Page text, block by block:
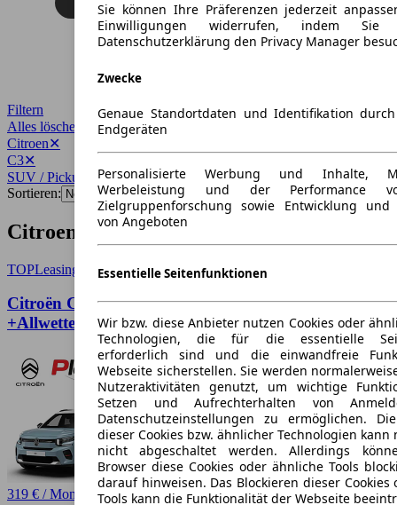
Filtern
Alles löschen
Citroen✕
C3✕
SUV / Pickup
Sortieren:
Citroen C3 SUV / Pickup Angebote
TOPLeasing
Citroën C3 Standard MAX
+Allwetter+Winterpak+11 kW Lader+Überführung
319 € / Monat
Sie können Ihre Präferenzen jederzeit
Einwilligungen widerrufen, indem
Datenschutzerklärung den Privacy Manager
Zwecke
Genaue Standortdaten und Identifikation
Endgeräten
Personalisierte Werbung und Inhalte,
Werbeleistung und der Performance
Zielgruppenforschung sowie Entwicklung und
von Angeboten
Essentielle Seitenfunktionen
Wir bzw. diese Anbieter nutzen Cookies oder
Technologien, die für die essentielle
erforderlich sind und die einwandfreie
Webseite sicherstellen. Sie werden
Nutzeraktivitäten genutzt, um wichtige
Setzen und Aufrechterhalten von
Datenschutzeinstellungen zu ermöglichen.
dieser Cookies bzw. ähnlicher Technologien kann
nicht abgeschaltet werden. Allerdings
Browser diese Cookies oder ähnliche Tools
darauf hinweisen. Das Blockieren dieser
Tools kann die Funktionalität der Webseite